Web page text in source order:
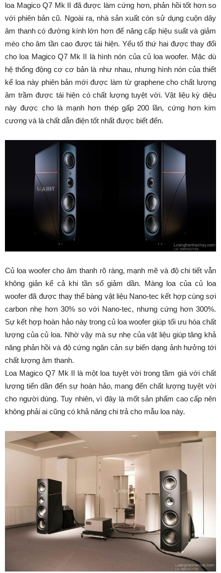
loa Magico Q7 Mk II đã được làm cứng hơn, phản hồi tốt hơn so
với phiên bản cũ. Ngoài ra, nhà sản xuất còn sử dụng cuộn dây
âm thanh có đường kính lớn hơn để nâng cấp hiệu suất và giảm
méo cho âm tần cao được tái hiện. Yếu tố thứ hai được thay đổi
cho loa Magico Q7 Mk II là hình nón của củ loa woofer. Mặc dù
hệ thống động cơ cơ bản là như nhau, nhưng hình nón của thiết
kế loa này phiên bản mới được làm từ graphene cho chất lượng
âm trầm được tái hiện có chất lượng tuyệt vời. Vật liệu kỳ diệu
này được cho là mạnh hơn thép gấp 200 lần, cứng hơn kim
cương và là chất dẫn điện tốt nhất được biết đến.
Củ loa woofer cho âm thanh rõ ràng, mạnh mẽ và độ chi tiết vẫn
không giản kể cả khi tần số giảm dần. Màng loa của củ loa
woofer đã được thay thế bàng vật liệu Nano-tec kết hợp cùng sợi
carbon nhẹ hơn 30% so với Nano-tec, nhưng cứng hơn 300%.
Sự kết hợp hoàn hảo này trong củ loa woofer giúp tối ưu hóa chất
lượng của củ loa. Nhờ vậy mà sự nhẹ của vật liệu giúp tăng khả
năng phản hồi và độ cứng ngăn cản sự biến dạng ảnh hưởng tới
chất lượng âm thanh.
Loa Magico Q7 Mk II là một loa tuyệt vời trong tầm giá với chất
lượng tiến dần đến sự hoàn hảo, mang đến chất lượng tuyệt vời
cho người dùng. Tuy nhiên, vì đây là mốt sản phẩm cao cấp nên
không phải ai cũng có khả năng chi trả cho mẫu loa này.